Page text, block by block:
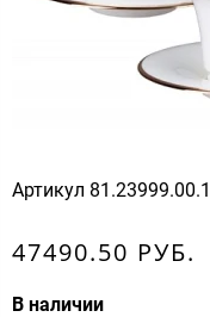
Артикул 81.23999.00.1
47490.50 РУБ.
В наличии